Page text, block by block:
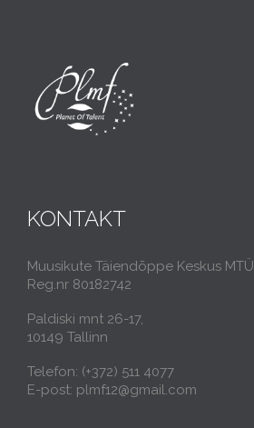
KONTAKT
Muusikute Täiendõppe Keskus MTÜ
Reg.nr 80182742
Paldiski mnt 26-17,
10149 Tallinn
Telefon: (+372) 511 4077
E-post: plmf12@gmail.com